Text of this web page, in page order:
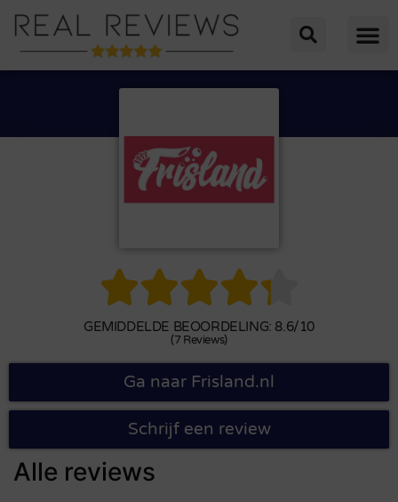

GEMIDDELDE BEOORDELING: 8.6/10
(7 Reviews)
Ga naar Frisland.nl
Schrijf een review
Alle reviews